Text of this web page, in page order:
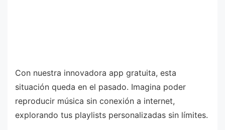
Con nuestra innovadora app gratuita, esta
situación queda en el pasado. Imagina poder
reproducir música sin conexión a internet,
explorando tus playlists personalizadas sin límites.